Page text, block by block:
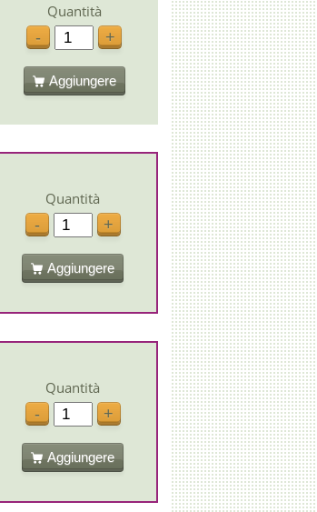
Quantità
-
+
Aggiungere
Quantità
-
+
Aggiungere
Quantità
-
+
Aggiungere